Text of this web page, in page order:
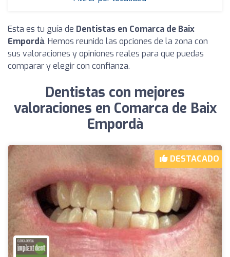
Esta es tu guía de Dentistas en Comarca de Baix
Empordà. Hemos reunido las opciones de la zona con
sus valoraciones y opiniones reales para que puedas
comparar y elegir con confianza.
Dentistas con mejores
valoraciones en Comarca de Baix
Empordà
DESTACADO